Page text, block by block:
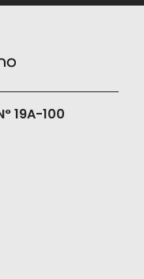
19A-100